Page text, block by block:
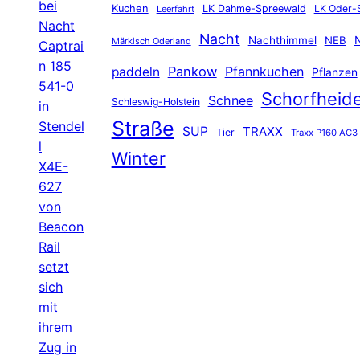
bei
Nacht
Captrai
n 185
541-0
in
Stendel
l
X4E-
627
von
Beacon
Rail
setzt
sich
mit
ihrem
Zug in
Kuchen Leerfahrt LK Dahme-Spreewald LK Oder-
Märkisch Oderland Nacht Nachthimmel NEB
paddeln Pankow Pfannkuchen Pflanzen
Schleswig-Holstein Schnee
Straße SUP Tier TRAXX Traxx P160 AC3
Winter